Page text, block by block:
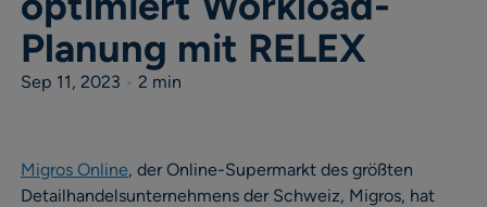
Planung mit RELEX
Sep 11, 2023 • 2 min
Migros Online, der Online-Supermarkt des größten
Detailhandelsunternehmens der Schweiz, Migros, hat